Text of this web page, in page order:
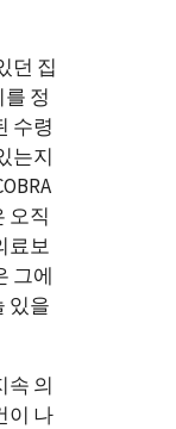
던 집
정
수령
는지
오직
료보
그에
있을
속 의
이 나